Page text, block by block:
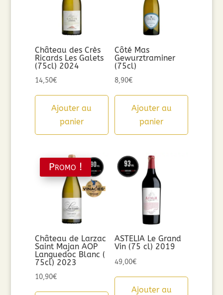
Château des Crès
Ricards Les Galets
(75cl) 2024
14,50€
Ajouter au
panier
Côté Mas
Gewurztraminer
(75cl)
8,90€
Ajouter au
panier
Promo !
Château de Larzac
Saint Majan AOP
Languedoc Blanc (
75cl) 2023
10,90€
ASTELIA Le Grand
Vin (75 cl) 2019
49,00€
Ajouter au